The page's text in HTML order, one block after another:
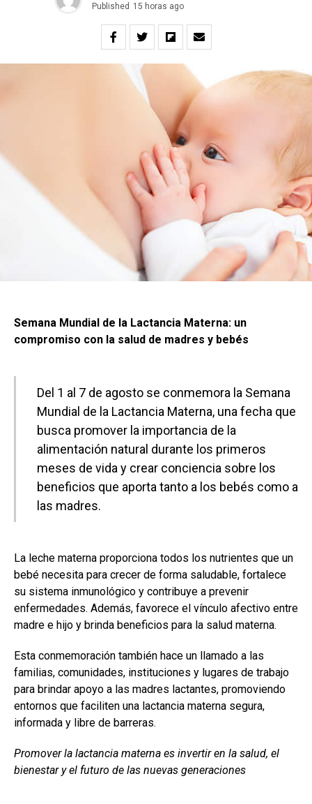
Published 15 horas ago
Semana Mundial de la Lactancia Materna: un
compromiso con la salud de madres y bebés
Del 1 al 7 de agosto se conmemora la Semana
Mundial de la Lactancia Materna, una fecha que
busca promover la importancia de la
alimentación natural durante los primeros
meses de vida y crear conciencia sobre los
beneficios que aporta tanto a los bebés como a
las madres.
La leche materna proporciona todos los nutrientes que un
bebé necesita para crecer de forma saludable, fortalece
su sistema inmunológico y contribuye a prevenir
enfermedades. Además, favorece el vínculo afectivo entre
madre e hijo y brinda beneficios para la salud materna.
Esta conmemoración también hace un llamado a las
familias, comunidades, instituciones y lugares de trabajo
para brindar apoyo a las madres lactantes, promoviendo
entornos que faciliten una lactancia materna segura,
informada y libre de barreras.
Promover la lactancia materna es invertir en la salud, el
bienestar y el futuro de las nuevas generaciones